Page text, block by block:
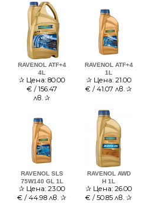
RAVENOL ATF+4
4L
✰ Цена: 80.00
€ / 156.47
лв.✰
RAVENOL ATF+4
1L
✰ Цена: 21.00
€ / 41.07 лв.✰
RAVENOL SLS
75W140 GL 1L
✰ Цена: 23.00
€ / 44.98 лв. ✰
RAVENOL AWD
H 1L
✰ Цена: 26.00
€ / 50.85 лв. ✰